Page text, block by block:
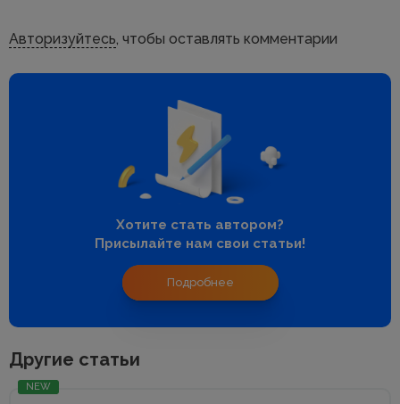
Авторизуйтесь, чтобы оставлять комментарии
Хотите стать автором?
Присылайте нам свои статьи!
Подробнее
Другие статьи
NEW